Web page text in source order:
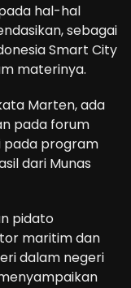
hal-hal
sebagai
Smart City
materinya.
Marten, ada
pada forum
pada program
dari Munas
pidato
maritim dan
dalam negeri